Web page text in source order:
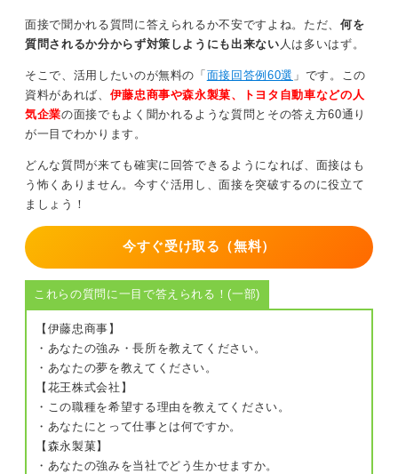
失敗経験がないということは、裏を返せば改善意欲がな
いととらえられる可能性もあるため、何らかのエピソー
失敗を語ることに臆せず、成長の糧としてポジティブに
話すことを心掛けてください。
面接で聞かれる質問に答えられるか不安ですよね。ただ、 何を
質問されるか分からず対策しようにも出来ない 人は多いはず。
そこで、活用したいのが無料の「面接回答例60選 」です。この
資料があれば、 伊藤忠商事や森永製菓、トヨタ自動車などの人
気企業の面接でもよく聞かれるような質問とその答え方60通り
が一目でわかります。
どんな質問が来ても確実に回答できるようになれば、面接はも
う怖くありません。今すぐ活用し、面接を突破するのに役立て
ましょう！
今すぐ受け取る（無料）
これらの質問に一目で答えられる！(一部)
【伊藤忠商事】
・あなたの強み・長所を教えてください。
・あなたの夢を教えてください。
【花王株式会社】
・この職種を希望する理由を教えてください。
・あなたにとって仕事とは何ですか。
【森永製菓】
・あなたの強みを当社でどう生かせますか。